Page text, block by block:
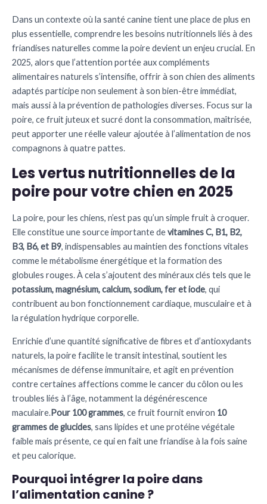
Dans un contexte où la santé canine tient une place de plus en
plus essentielle, comprendre les besoins nutritionnels liés à des
friandises naturelles comme la poire devient un enjeu crucial. En
2025, alors que l’attention portée aux compléments
alimentaires naturels s’intensifie, offrir à son chien des aliments
adaptés participe non seulement à son bien-être immédiat,
mais aussi à la prévention de pathologies diverses. Focus sur la
poire, ce fruit juteux et sucré dont la consommation, maîtrisée,
peut apporter une réelle valeur ajoutée à l’alimentation de nos
compagnons à quatre pattes.
Les vertus nutritionnelles de la
poire pour votre chien en 2025
La poire, pour les chiens, n’est pas qu’un simple fruit à croquer.
Elle constitue une source importante devitamines C, B1, B2,
B3, B6, et B9, indispensables au maintien des fonctions vitales
comme le métabolisme énergétique et la formation des
globules rouges. À cela s’ajoutent des minéraux clés tels que le
potassium, magnésium, calcium, sodium, fer et iode, qui
contribuent au bon fonctionnement cardiaque, musculaire et à
la régulation hydrique corporelle.
Enrichie d’une quantité significative de fibres et d’antioxydants
naturels, la poire facilite le transit intestinal, soutient les
mécanismes de défense immunitaire, et agit en prévention
contre certaines affections comme le cancer du côlon ou les
troubles liés à l’âge, notamment la dégénérescence
maculaire.Pour 100 grammes, ce fruit fournit environ 10
grammes de glucides, sans lipides et une protéine végétale
faible mais présente, ce qui en fait une friandise à la fois saine
et peu calorique.
Pourquoi intégrer la poire dans
l’alimentation canine ?